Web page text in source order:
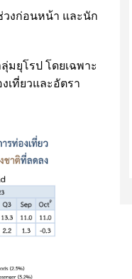
วงก่อนหน้า และนัก
มยุโรป โดยเฉพาะ
เที่ยวและอัตรา